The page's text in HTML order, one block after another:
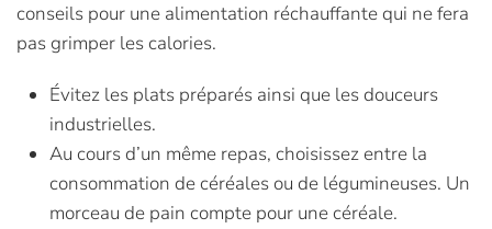
conseils pour une alimentation réchauffante qui ne fera
pas grimper les calories.
Évitez les plats préparés ainsi que les douceurs
industrielles.
Au cours d’un même repas, choisissez entre la
consommation de céréales ou de légumineuses. Un
morceau de pain compte pour une céréale.